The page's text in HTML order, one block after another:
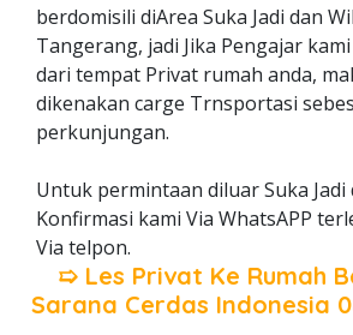
berdomisili diArea Suka Jadi dan
Tangerang, jadi Jika Pengajar
dari tempat Privat rumah anda,
dikenakan carge Trnsportasi
perkunjungan.
Untuk permintaan diluar Suka Jadi
Konfirmasi kami Via WhatsAPP
Via telpon.
➯ Les Privat Ke Rumah
Sarana Cerdas Indonesia